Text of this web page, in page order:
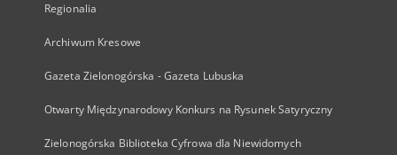
Regionalia
Archiwum Kresowe
Gazeta Zielonogórska - Gazeta Lubuska
Otwarty Międzynarodowy Konkurs na Rysunek Satyryczny
Zielonogórska Biblioteka Cyfrowa dla Niewidomych